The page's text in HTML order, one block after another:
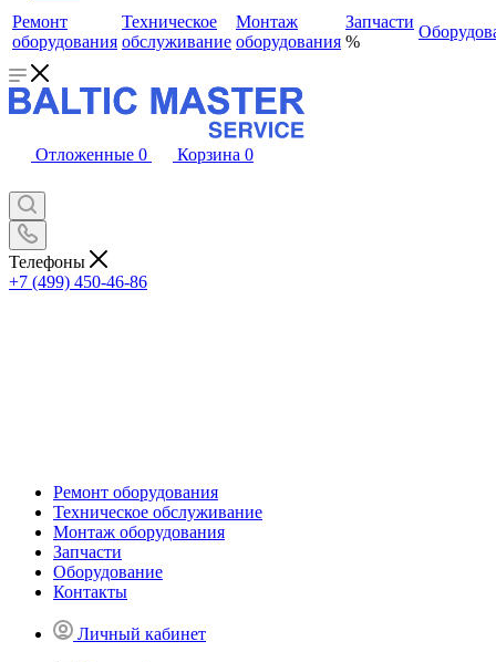
Ремонт
оборудования
Техническое
обслуживание
Монтаж
оборудования
Запчасти
%
Отложенные 0 Корзина 0
Телефоны
+7 (499) 450-46-86
Ремонт оборудования
Техническое обслуживание
Монтаж оборудования
Запчасти
Оборудование
Контакты
Личный кабинет